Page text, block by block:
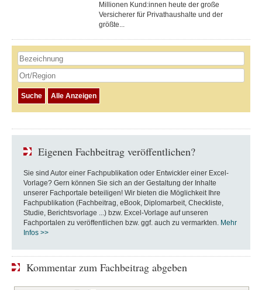
Millionen Kund:innen heute der große
Versicherer für Privathaushalte und der
größte...
Eigenen Fachbeitrag veröffentlichen?
Sie sind Autor einer Fachpublikation oder Entwickler einer Excel-
Vorlage? Gern können Sie sich an der Gestaltung der Inhalte
unserer Fachportale beteiligen! Wir bieten die Möglichkeit Ihre
Fachpublikation (Fachbeitrag, eBook, Diplomarbeit, Checkliste,
Studie, Berichtsvorlage ...) bzw. Excel-Vorlage auf unseren
Fachportalen zu veröffentlichen bzw. ggf. auch zu vermarkten. Mehr
Infos >>
Kommentar zum Fachbeitrag abgeben